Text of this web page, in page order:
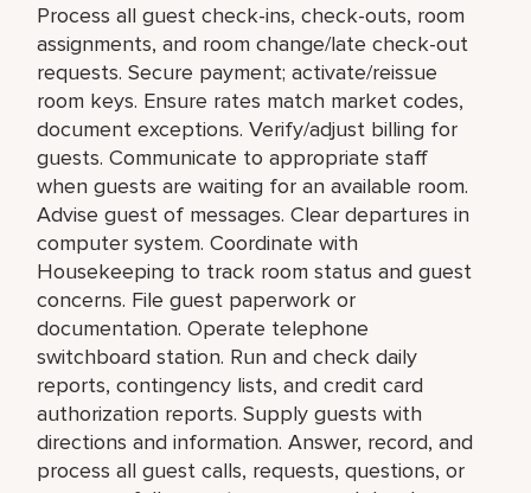
Process all guest check-ins, check-outs, room
assignments, and room change/late check-out
requests. Secure payment; activate/reissue
room keys. Ensure rates match market codes,
document exceptions. Verify/adjust billing for
guests. Communicate to appropriate staff
when guests are waiting for an available room.
Advise guest of messages. Clear departures in
computer system. Coordinate with
Housekeeping to track room status and guest
concerns. File guest paperwork or
documentation. Operate telephone
switchboard station. Run and check daily
reports, contingency lists, and credit card
authorization reports. Supply guests with
directions and information. Answer, record, and
process all guest calls, requests, questions, or